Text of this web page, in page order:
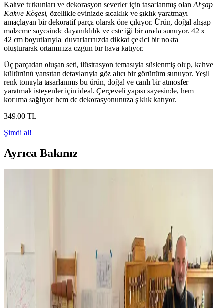
Kahve tutkunları ve dekorasyon severler için tasarlanmış olan Ahşap
Kahve Köşesi, özellikle evinizde sıcaklık ve şıklık yaratmayı
amaçlayan bir dekoratif parça olarak öne çıkıyor. Ürün, doğal ahşap
malzeme sayesinde dayanıklılık ve estetiği bir arada sunuyor. 42 x
42 cm boyutlarıyla, duvarlarınızda dikkat çekici bir nokta
oluşturarak ortamınıza özgün bir hava katıyor.
Üç parçadan oluşan seti, ilüstrasyon temasıyla süslenmiş olup, kahve
kültürünü yansıtan detaylarıyla göz alıcı bir görünüm sunuyor. Yeşil
renk tonuyla tasarlanmış bu ürün, doğal ve canlı bir atmosfer
yaratmak isteyenler için ideal. Çerçeveli yapısı sayesinde, hem
koruma sağlıyor hem de dekorasyonunuza şıklık katıyor.
349.00 TL
Şimdi al!
Ayrıca Bakınız
malzeme kullanımı yapının dayanıklılığını artırır ve uzun ömür
Kiraz Ağacından Reeded (Oluklu) Şifonyer: Tasarım
ve İşçilik Detayları
Kiraz ağacından yapılmış reeded yüzeyli şifonyerin tasarım,
malzeme seçimi ve zorlu işçilik süreci anlatılmaktadır. LED
aydınlatmalı ayna ve özel kutular gibi fonksiyonel detaylar öne